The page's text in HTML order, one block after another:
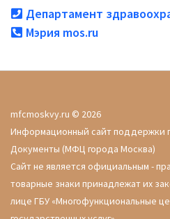
Департамент
Мэрия mos.ru
mfcmoskvy.ru © 2026
Информационный сайт поддержки
Документы (МФЦ города Москва)
Сайт не является официальным -
товарные знаки принадлежат их
лице ГБУ «Многофункциональные